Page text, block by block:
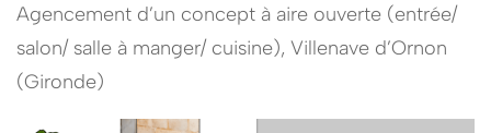
Agencement d’un concept à aire ouverte (entrée/
salon/ salle à manger/ cuisine), Villenave d’Ornon
(Gironde)